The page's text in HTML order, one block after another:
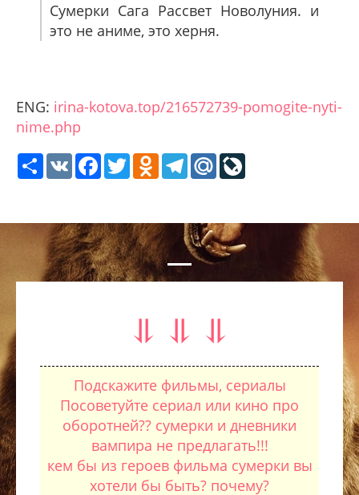
Сумерки Сага Рассвет Новолуния. и
это не аниме, это херня.
ENG: irina-kotova.top/216572739-pomogite-nyti-
nime.php
ShareVK Facebook
TwitterOdnoklassniki
Telegram
Mail.Ru
⥥ ⥥ ⥥
Подскажите фильмы, сериалы
Посоветуйте сериал или кино про
оборотней?? сумерки и дневники
вампира не предлагать!!!
кем бы из героев фильма сумерки вы
хотели бы быть? почему?